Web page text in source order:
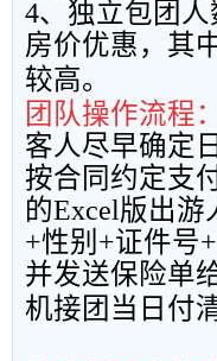
4、独立包团
房价优惠，其
较高。
团队操作流程：
客人尽早确定
按合同约定支
的Excel版出游
+性别 +证件号+
并发送保险单
机接团当日付